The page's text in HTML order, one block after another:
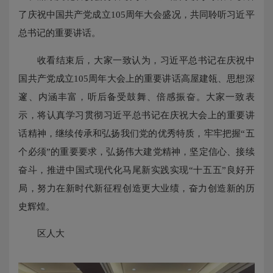
了庆祝中国共产党成立105周年大会盛况，共同聆听习近平
总书记的重要讲话。
收看结束后，大家一致认为，习近平总书记在庆祝中
国共产党成立105周年大会上的重要讲话高屋建瓴、思想深
邃、内涵丰富，听后备受鼓舞、倍感振奋。大家一致表
示，将认真学习贯彻习近平总书记在庆祝大会上的重要讲
话精神，继续传承和弘扬我们党的优秀特质，牢牢把握“五
个必须”的重要要求，弘扬伟大建党精神，坚定信心、接续
奋斗，推进中国式现代化马尾新实践实现“十五五”良好开
局，努力在新时代新征程创造更大业绩，奋力创造新的历
史辉煌。
区人大